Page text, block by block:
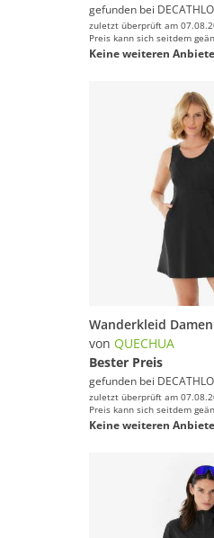
gefunden bei
zuletzt überprüft am
Preis kann sich seitdem
Keine weiteren
von QUECHUA
Bester Preis
gefunden bei
zuletzt überprüft am
Preis kann sich seitdem
Keine weiteren